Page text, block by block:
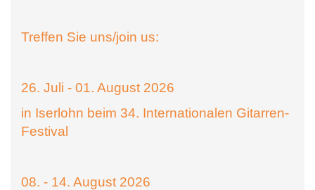
Treffen Sie uns/join us:
26. Juli - 01. August 2026
in Iserlohn beim 34. Internationalen Gitarren-
Festival
08. - 14. August 2026